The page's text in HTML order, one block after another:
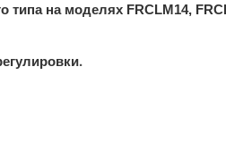
на моделях FRCLM14,
.